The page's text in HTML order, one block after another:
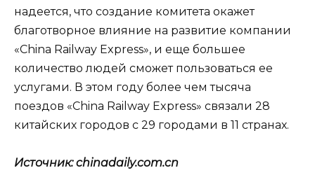
надеется, что создание комитета окажет
благотворное влияние на развитие компании
«China Railway Express», и еще большее
количество людей сможет пользоваться ее
услугами. В этом году более чем тысяча
поездов «China Railway Express» связали 28
китайских городов с 29 городами в 11 странах.
Источник: chinadaily.com.cn